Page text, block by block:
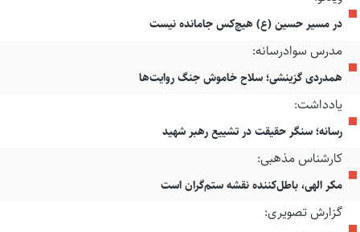
در مسیر حسین (ع) هیچ‌کس جامانده نیست
مدرس سوادرسانه:
همدردی گزینشی؛ سلاح خاموش جنگ روایت‌ها
یادداشت:
رسانه؛ سنگر حقیقت در تشییع رهبر شهید
کارشناس مذهبی:
مکر الهی، باطل‌کننده نقشه ستم‌گران است
گزارش تصویری: